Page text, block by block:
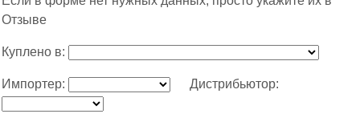
Отзыве
Куплено в:
Импортер: Дистрибьютор: